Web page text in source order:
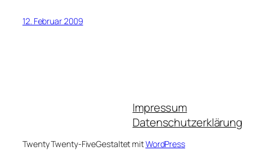
12. Februar 2009
Impressum
Datenschutzerklärung
Twenty Twenty-FiveGestaltet mitWordPress